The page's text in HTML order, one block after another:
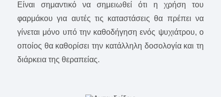
Είναι σημαντικό να σημειωθεί ότι η χρήση του
φαρμάκου για αυτές τις καταστάσεις θα πρέπει να
γίνεται μόνο υπό την καθοδήγηση ενός ψυχιάτρου, ο
οποίος θα καθορίσει την κατάλληλη δοσολογία και τη
διάρκεια της θεραπείας.